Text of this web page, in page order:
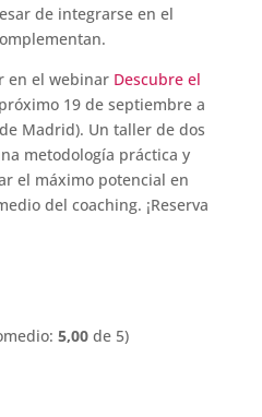
de integrarse en el
en el webinar Descubre el
19 de septiembre a
Madrid). Un taller de dos
metodología práctica y
el máximo potencial en
del coaching. ¡Reserva
5,00de 5)